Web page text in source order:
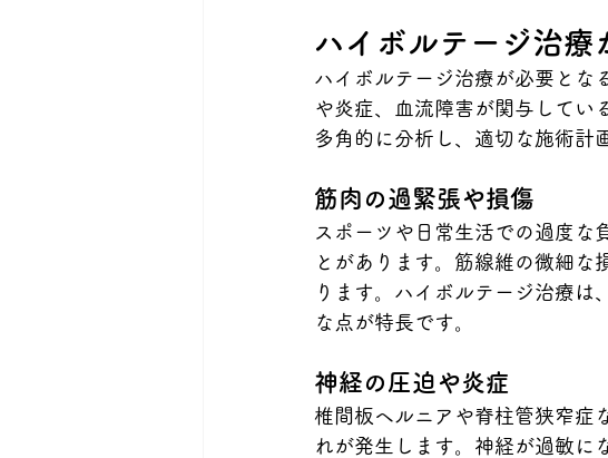
ハイボルテージ治療
ハイボルテージ治療が必要とな
や炎症、血流障害が関与してい
多角的に分析し、適切な施術計
筋肉の過緊張や損傷
スポーツや日常生活での過度な
とがあります。筋線維の微細な
ります。ハイボルテージ治療は
な点が特長です。
神経の圧迫や炎症
椎間板ヘルニアや脊柱管狭窄症
れが発生します。神経が過敏に